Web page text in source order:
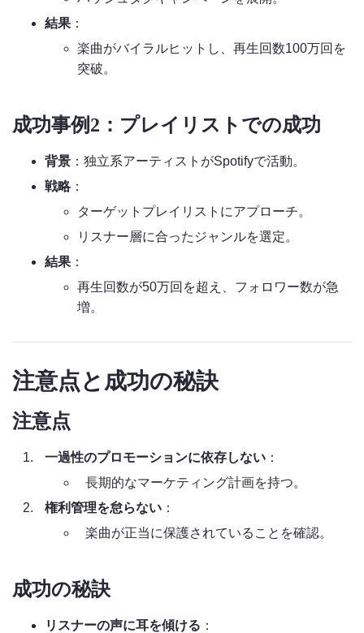
結果 ：
楽曲がバイラルヒットし、再生回数100万回を
突破。
成功事例2：プレイリストでの成功
背景 ：独立系アーティストがSpotifyで活動。
戦略：
ターゲットプレイリストにアプローチ。
リスナー層に合ったジャンルを選定。
結果 ：
再生回数が50万回を超え、フォロワー数が急
増。
注意点と成功の秘訣
注意点
一過性のプロモーションに依存しない ：
長期的なマーケティング計画を持つ。
権利管理を怠らない ：
楽曲が正当に保護されていることを確認。
成功の秘訣
リスナーの声に耳を傾ける ：